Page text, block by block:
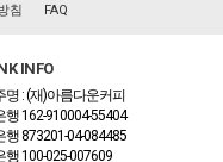
침 FAQ
INFO
명 : (재)아름다운커피
행 162-910004-55404
행 873201-04-084485
행 100-025-007609